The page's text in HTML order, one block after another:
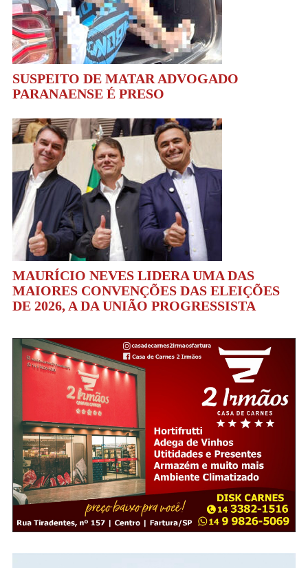
SUSPEITO DE MATAR ADVOGADO
PARANAENSE É PRESO
MAURÍCIO NEVES LIDERA UMA DAS
MAIORES CONVENÇÕES DAS ELEIÇÕES
DE 2026, A DA UNIÃO PROGRESSISTA